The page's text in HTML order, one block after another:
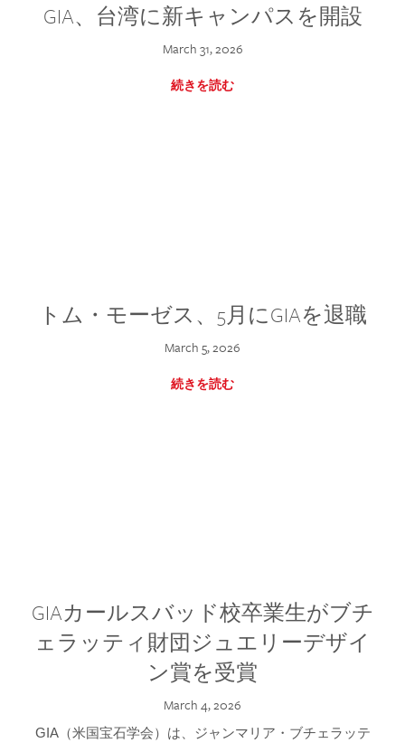
GIA、台湾に新キャンパスを開設
March 31, 2026
続きを読む
トム・モーゼス、5月にGIAを退職
March 5, 2026
続きを読む
GIAカールスバッド校卒業生がブチ
ェラッティ財団ジュエリーデザイ
ン賞を受賞
March 4, 2026
GIA（米国宝石学会）は、ジャンマリア・ブチェラッテ